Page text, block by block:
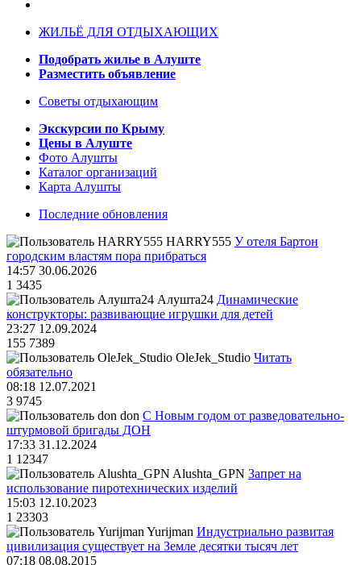
ЖИЛЬЁ ДЛЯ ОТДЫХАЮЩИХ
Подобрать жилье в Алуште
Разместить объявление
Советы отдыхающим
Экскурсии по Крыму
Цены в Алуште
Фото Алушты
Каталог организаций
Карта Алушты
Последние обновления
HARRY555 У отеля Бартон
городским властям пора прибраться
14:57 30.06.2026
1 3435
Алушта24 Динамические
конструкторы: развивающие игрушки для детей
23:27 12.09.2024
155 7389
OleJek_Studio Читать
обязательно
08:18 12.07.2021
3 9745
don С Новым годом от разведовательно-
штурмовой бригады ДОН
17:33 31.12.2024
1 12347
Alushta_GPN Запрет на
использование пиротехнических изделий
15:03 12.10.2023
1 23303
Yurijman Индустриально развитая
цивилизация существует на Земле десятки тысяч лет
07:18 08.08.2015